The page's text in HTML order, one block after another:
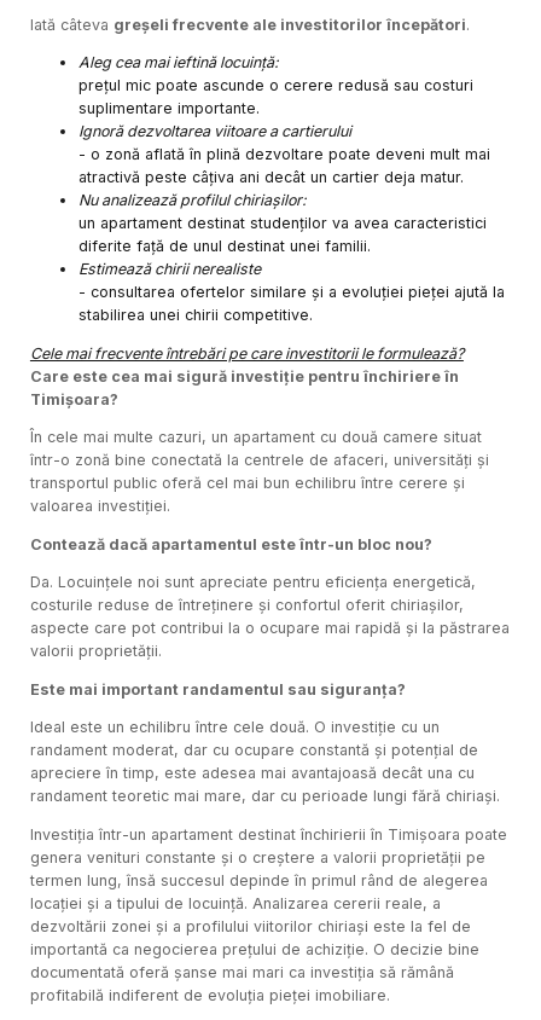
Iată câteva greșeli frecvente ale investitorilor începători.
Aleg cea mai ieftină locuință:
prețul mic poate ascunde o cerere redusă sau costuri
suplimentare importante.
Ignoră dezvoltarea viitoare a cartierului
- o zonă aflată în plină dezvoltare poate deveni mult mai
atractivă peste câțiva ani decât un cartier deja matur.
Nu analizează profilul chiriașilor:
un apartament destinat studenților va avea caracteristici
diferite față de unul destinat unei familii.
Estimează chirii nerealiste
- consultarea ofertelor similare și a evoluției pieței ajută la
stabilirea unei chirii competitive.
Cele mai frecvente întrebări pe care investitorii le formulează?
Care este cea mai sigură investiție pentru închiriere în
Timișoara?
În cele mai multe cazuri, un apartament cu două camere situat
într-o zonă bine conectată la centrele de afaceri, universități și
transportul public oferă cel mai bun echilibru între cerere și
valoarea investiției.
Contează dacă apartamentul este într-un bloc nou?
Da. Locuințele noi sunt apreciate pentru eficiența energetică,
costurile reduse de întreținere și confortul oferit chiriașilor,
aspecte care pot contribui la o ocupare mai rapidă și la păstrarea
valorii proprietății.
Este mai important randamentul sau siguranța?
Ideal este un echilibru între cele două. O investiție cu un
randament moderat, dar cu ocupare constantă și potențial de
apreciere în timp, este adesea mai avantajoasă decât una cu
randament teoretic mai mare, dar cu perioade lungi fără chiriași.
Investiția într-un apartament destinat închirierii în Timișoara poate
genera venituri constante și o creștere a valorii proprietății pe
termen lung, însă succesul depinde în primul rând de alegerea
locației și a tipului de locuință. Analizarea cererii reale, a
dezvoltării zonei și a profilului viitorilor chiriași este la fel de
importantă ca negocierea prețului de achiziție. O decizie bine
documentată oferă șanse mai mari ca investiția să rămână
profitabilă indiferent de evoluția pieței imobiliare.